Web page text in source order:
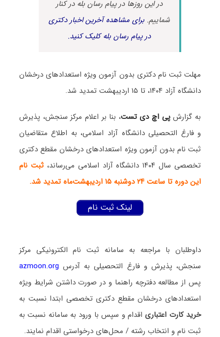
در این روزها در پیام رسان بله در کنار
شماییم.برای مشاهده آخرین اخبار دکتری
در پیام رسان بله کلیک کنید.
مهلت ثبت نام دکتری بدون آزمون ویژه استعدادهای درخشان
دانشگاه آزاد ۱۴۰۴، تا ۱۵ اردیبهشت تمدید شد.
به گزارشپی اچ دی تست، بنا بر اعلام مرکز سنجش، پذیرش
و فارغ التحصیلی دانشگاه آزاد اسلامی، به اطلاع متقاضیان
ثبت نام بدون آزمون ویژه استعدادهای درخشان مقطع دکتری
تخصصی سال ۱۴۰۴ دانشگاه آزاد اسلامی می‌رساند،
ثبت نام
این دوره تا ساعت ۲۴ دوشنبه ۱۵ اردیبهشت‌ماه تمدید شد.
لینک ثبت نام
داوطلبان با مراجعه به سامانه ثبت نام الکترونیکی مرکز
سنجش، پذیرش و فارغ التحصیلی به آدرس azmoon.org
پس از مطالعه دفترچه راهنما و در صورت داشتن شرایط ویژه
استعدادهای درخشان مقطع دکتری تخصصی ابتدا نسبت به
خرید کارت اعتباری اقدام و سپس با ورود به سامانه نسبت به
ثبت نام و انتخاب رشته / محل‌های درخواستی اقدام نمایند.